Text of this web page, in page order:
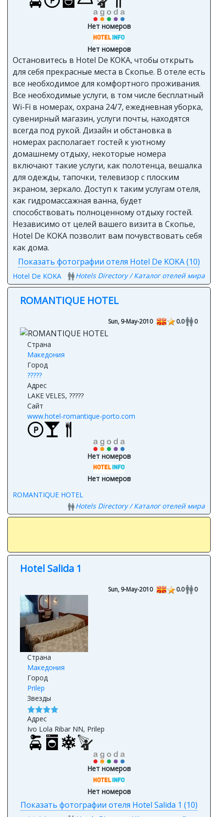
Нет номеров
Нет номеров
Остановитесь в Hotel De KOKA, чтобы открыть
для себя прекрасные места в Скопье. В отеле есть
все необходимое для комфортного проживания.
Все необходимые услуги, в том числе бесплатный
Wi-Fi в номерах, охрана 24/7, ежедневная уборка,
сувенирный магазин, услуги почты, находятся
всегда под рукой. Дизайн и обстановка в
номерах располагает гостей к уютному
домашнему отдыху, некоторые номера
включают такие услуги, как полотенца, вешалка
для одежды, тапочки, телевизор с плоским
экраном, зеркало. Доступ к таким услугам отеля,
как гидромассажная ванна, будет
способствовать полноценному отдыху гостей.
Независимо от целей вашего визита в Скопье,
Hotel De KOKA позволит вам почувствовать себя
как дома.
Показать фотографии отеля Hotel De KOKA (10)
Hotel De KOKA Hotels Directory / Каталог отелей мира
ROMANTIQUE HOTEL
Sun, 9-May-2010 0.0 0
Страна
Македония
Город
?????
Адрес
LAKE VELES, ?????
Сайт
www.hotel-romantique-porto.com
Нет номеров
Нет номеров
ROMANTIQUE HOTEL
Hotels Directory / Каталог отелей мира
Hotel Salida 1
Sun, 9-May-2010 0.0 0
Страна
Македония
Город
Prilep
Звезды
Адрес
Ivo Lola Ribar NN, Prilep
Нет номеров
Нет номеров
Показать фотографии отеля Hotel Salida 1 (10)